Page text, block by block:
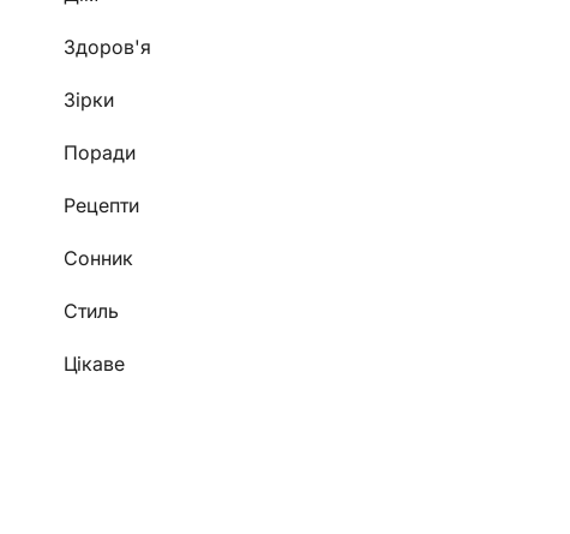
Здоров'я
Зірки
Поради
Рецепти
Сонник
Стиль
Цікаве